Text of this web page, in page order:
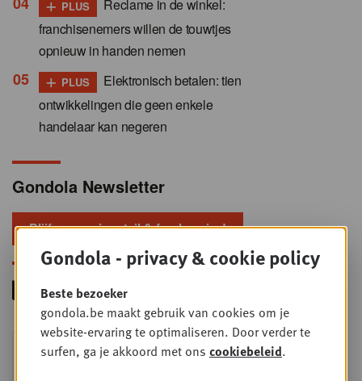
PLUS
Reclame in de winkel:
franchisenemers willen de touwtjes
opnieuw in handen nemen
+ PLUS
Elektronisch betalen: tien
ontwikkelingen die geen enkele
handelaar kan negeren
Gondola Newsletter
Blijf voorop in retail & foodservice!
WOE
9
Foodservice - Joint
business planning
Gondola - privacy & cookie policy
Beste bezoeker
gondola.be maakt gebruik van cookies om je
website-ervaring te optimaliseren. Door verder te
surfen, ga je akkoord met ons cookiebeleid.